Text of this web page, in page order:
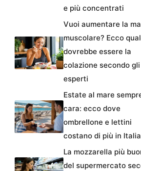
e più concentrati
Vuoi aumentare la
muscolare? Ecco
dovrebbe essere la
colazione secondo gli
esperti
Estate al mare
cara: ecco dove
ombrellone e lettini
costano di più in Italia
La mozzarella più
del supermercato